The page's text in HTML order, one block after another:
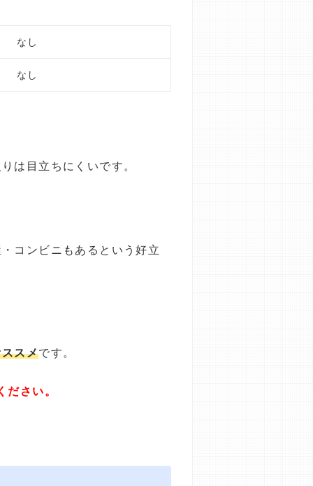
なし
なし
は目立ちにくいです。
コンビニもあるという好立
スメです。
さい。